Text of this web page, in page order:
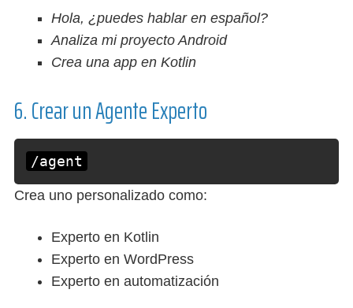
Hola, ¿puedes hablar en español?
Analiza mi proyecto Android
Crea una app en Kotlin
6. Crear un Agente Experto
/agent
Crea uno personalizado como:
Experto en Kotlin
Experto en WordPress
Experto en automatización